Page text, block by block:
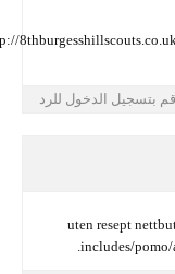
http://
الدخول للرد
uten